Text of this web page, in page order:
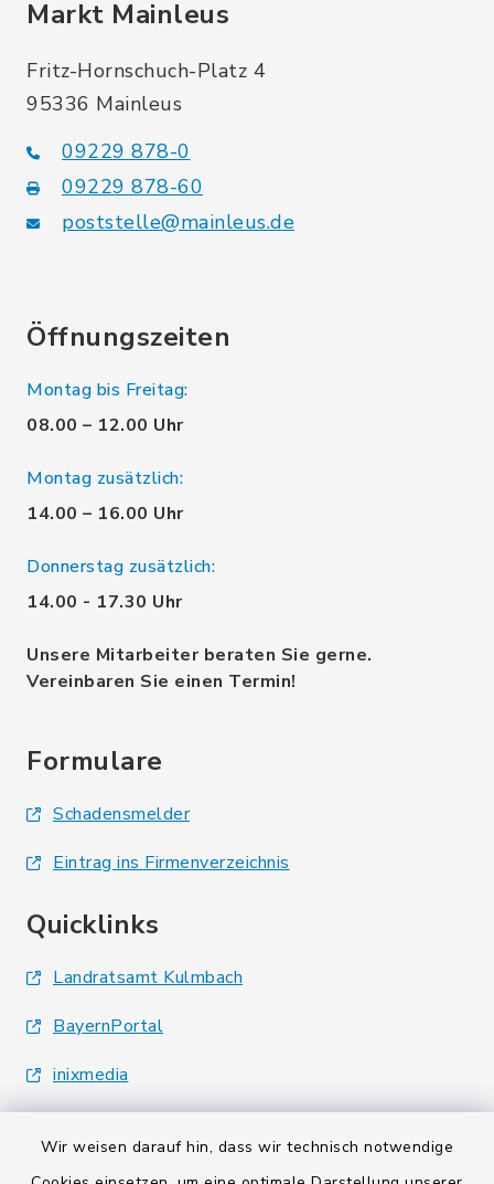
Wir weisen darauf hin, dass wir technisch notwendige
Markt Mainleus
Fritz-Hornschuch-Platz 4
95336 Mainleus
09229 878-0
09229 878-60
poststelle@mainleus.de
Öffnungszeiten
Montag bis Freitag:
08.00 – 12.00 Uhr
Montag zusätzlich:
14.00 – 16.00 Uhr
Donnerstag zusätzlich:
14.00 - 17.30 Uhr
Unsere Mitarbeiter beraten Sie gerne.
Vereinbaren Sie einen Termin!
Formulare
Schadensmelder
Eintrag ins Firmenverzeichnis
Quicklinks
Landratsamt Kulmbach
BayernPortal
inixmedia